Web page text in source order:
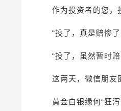
作为投资者的您，
“投了，真是赔惨
“投了，虽然暂时
这两天，微信朋友
黄金白银缘何“狂